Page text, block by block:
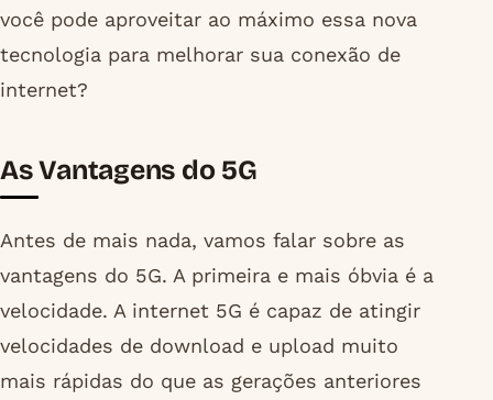
você pode aproveitar ao máximo essa nova
tecnologia para melhorar sua conexão de
internet?
As Vantagens do 5G
Antes de mais nada, vamos falar sobre as
vantagens do 5G. A primeira e mais óbvia é a
velocidade. A internet 5G é capaz de atingir
velocidades de download e upload muito
mais rápidas do que as gerações anteriores